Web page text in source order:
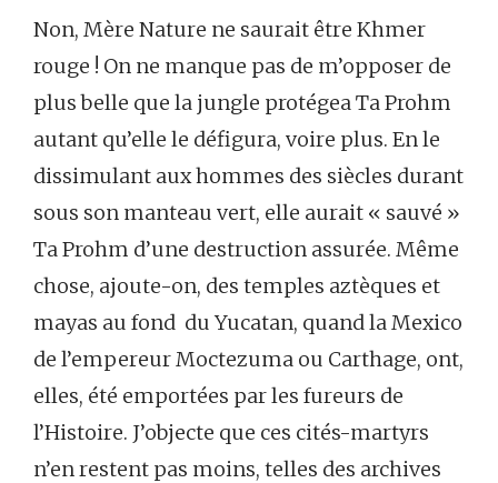
Non, Mère Nature ne saurait être Khmer
rouge ! On ne manque pas de m’opposer de
plus belle que la jungle protégea Ta Prohm
autant qu’elle le défigura, voire plus. En le
dissimulant aux hommes des siècles durant
sous son manteau vert, elle aurait « sauvé »
Ta Prohm d’une destruction assurée. Même
chose, ajoute-on, des temples aztèques et
mayas au fond du Yucatan, quand la Mexico
de l’empereur Moctezuma ou Carthage, ont,
elles, été emportées par les fureurs de
l’Histoire. J’objecte que ces cités-martyrs
n’en restent pas moins, telles des archives